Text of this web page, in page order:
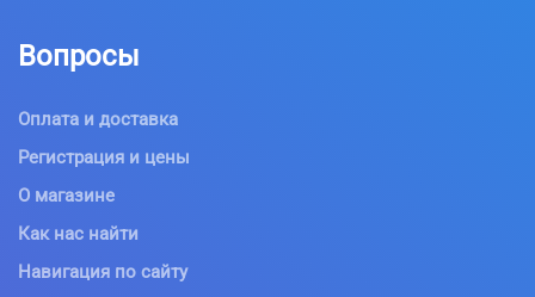
Вопросы
Оплата и доставка
Регистрация и цены
О магазине
Как нас найти
Навигация по сайту